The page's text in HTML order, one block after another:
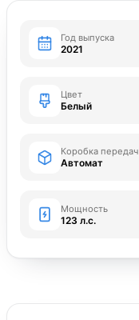
Год выпуска
2021
Цвет
Белый
Коробка передач
Автомат
Мощность
123 л.с.